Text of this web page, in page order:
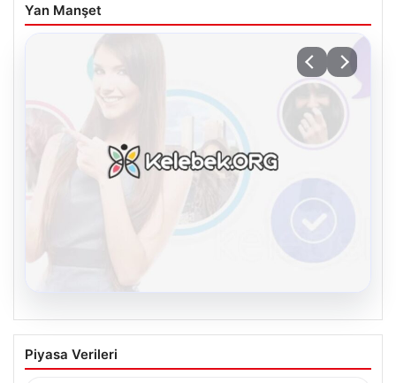
Yan Manşet
08.08.2026
Kelebek chat adresi İle Çevrim içi
İletişimin Seviyeli Adresi Ve Muhabbet
Piyasa Verileri